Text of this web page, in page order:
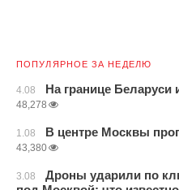
ПОПУЛЯРНОЕ ЗА НЕДЕЛЮ
4.08 На границе
48,278
1.08 В центре Москвы
43,380
3.08
Дроны ударили по